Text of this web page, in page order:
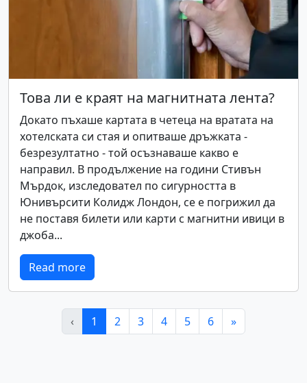
Това ли е краят на магнитната лента?
Докато пъхаше картата в четеца на вратата на
хотелската си стая и опитваше дръжката -
безрезултатно - той осъзнаваше какво е
направил. В продължение на години Стивън
Мърдок, изследовател по сигурността в
Юнивърсити Колидж Лондон, се е погрижил да
не поставя билети или карти с магнитни ивици в
джоба...
Read more
‹ 1 2 3 4 5 6 »